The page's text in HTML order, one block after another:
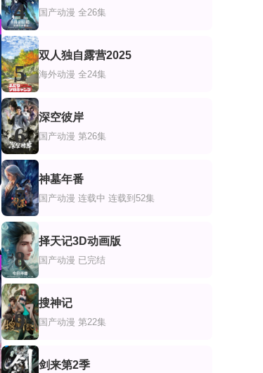
4 国产动漫 全26集
5
双人独自露营2025
海外动漫 全24集
6
深空彼岸
国产动漫 第26集
7
神墓年番
国产动漫 连载中 连载到52集
8
择天记3D动画版
国产动漫 已完结
9
搜神记
国产动漫 第22集
剑来第2季